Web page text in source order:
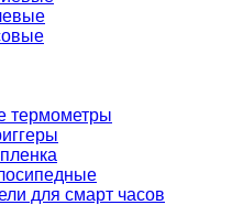
термометры
для смарт часов